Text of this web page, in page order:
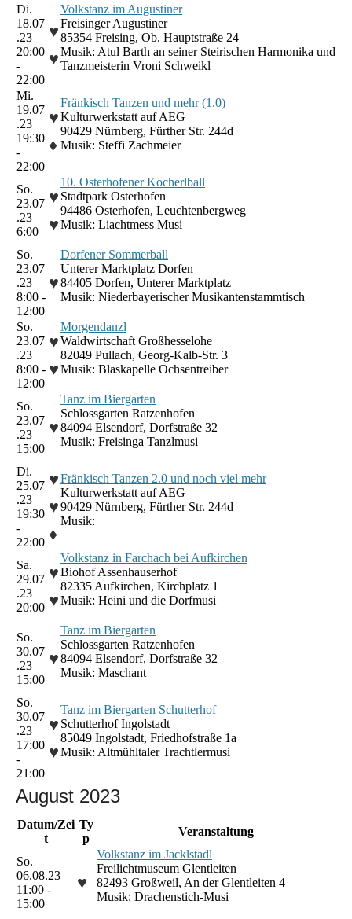
Di.
18.07
.23
20:00
-
22:00
♥
♥
Volkstanz im Augustiner
Freisinger Augustiner
85354 Freising, Ob. Hauptstraße 24
Musik: Atul Barth an seiner Steirischen Harmonika und
Tanzmeisterin Vroni Schweikl
Mi.
19.07
.23
19:30
-
22:00
♥
♦
Fränkisch Tanzen und mehr (1.0)
Kulturwerkstatt auf AEG
90429 Nürnberg, Fürther Str. 244d
Musik: Steffi Zachmeier
So.
23.07
.23
6:00
♥
♥
10. Osterhofener Kocherlball
Stadtpark Osterhofen
94486 Osterhofen, Leuchtenbergweg
Musik: Liachtmess Musi
So.
23.07
.23
8:00 -
12:00
♥
Dorfener Sommerball
Unterer Marktplatz Dorfen
84405 Dorfen, Unterer Marktplatz
Musik: Niederbayerischer Musikantenstammtisch
So.
23.07
.23
8:00 -
12:00
♥
♥
Morgendanzl
Waldwirtschaft Großhesselohe
82049 Pullach, Georg-Kalb-Str. 3
Musik: Blaskapelle Ochsentreiber
So.
23.07
.23
15:00
♥
Tanz im Biergarten
Schlossgarten Ratzenhofen
84094 Elsendorf, Dorfstraße 32
Musik: Freisinga Tanzlmusi
Di.
25.07
.23
19:30
-
22:00
♥
♥
♦
Fränkisch Tanzen 2.0 und noch viel mehr
Kulturwerkstatt auf AEG
90429 Nürnberg, Fürther Str. 244d
Musik:
Sa.
29.07
.23
20:00
♥
♥
Volkstanz in Farchach bei Aufkirchen
Biohof Assenhauserhof
82335 Aufkirchen, Kirchplatz 1
Musik: Heini und die Dorfmusi
So.
30.07
.23
15:00
♥
Tanz im Biergarten
Schlossgarten Ratzenhofen
84094 Elsendorf, Dorfstraße 32
Musik: Maschant
So.
30.07
.23
17:00
-
21:00
♥
♥
Tanz im Biergarten Schutterhof
Schutterhof Ingolstadt
85049 Ingolstadt, Friedhofstraße 1a
Musik: Altmühltaler Trachtlermusi
August 2023
Datum/Zei
t
Ty
p
Veranstaltung
So.
06.08.23
11:00 -
15:00
♥
Volkstanz im Jacklstadl
Freilichtmuseum Glentleiten
82493 Großweil, An der Glentleiten 4
Musik: Drachenstich-Musi